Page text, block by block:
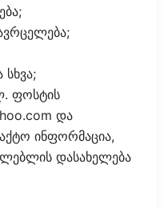
ფოსტის
და
ინფორმაცია,
დასახელება